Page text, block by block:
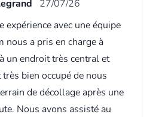
27/07/26
expérience avec une équipe
nous a pris en charge à
un endroit très central et
bien occupé de nous
de décollage après une
Nous avons assisté au